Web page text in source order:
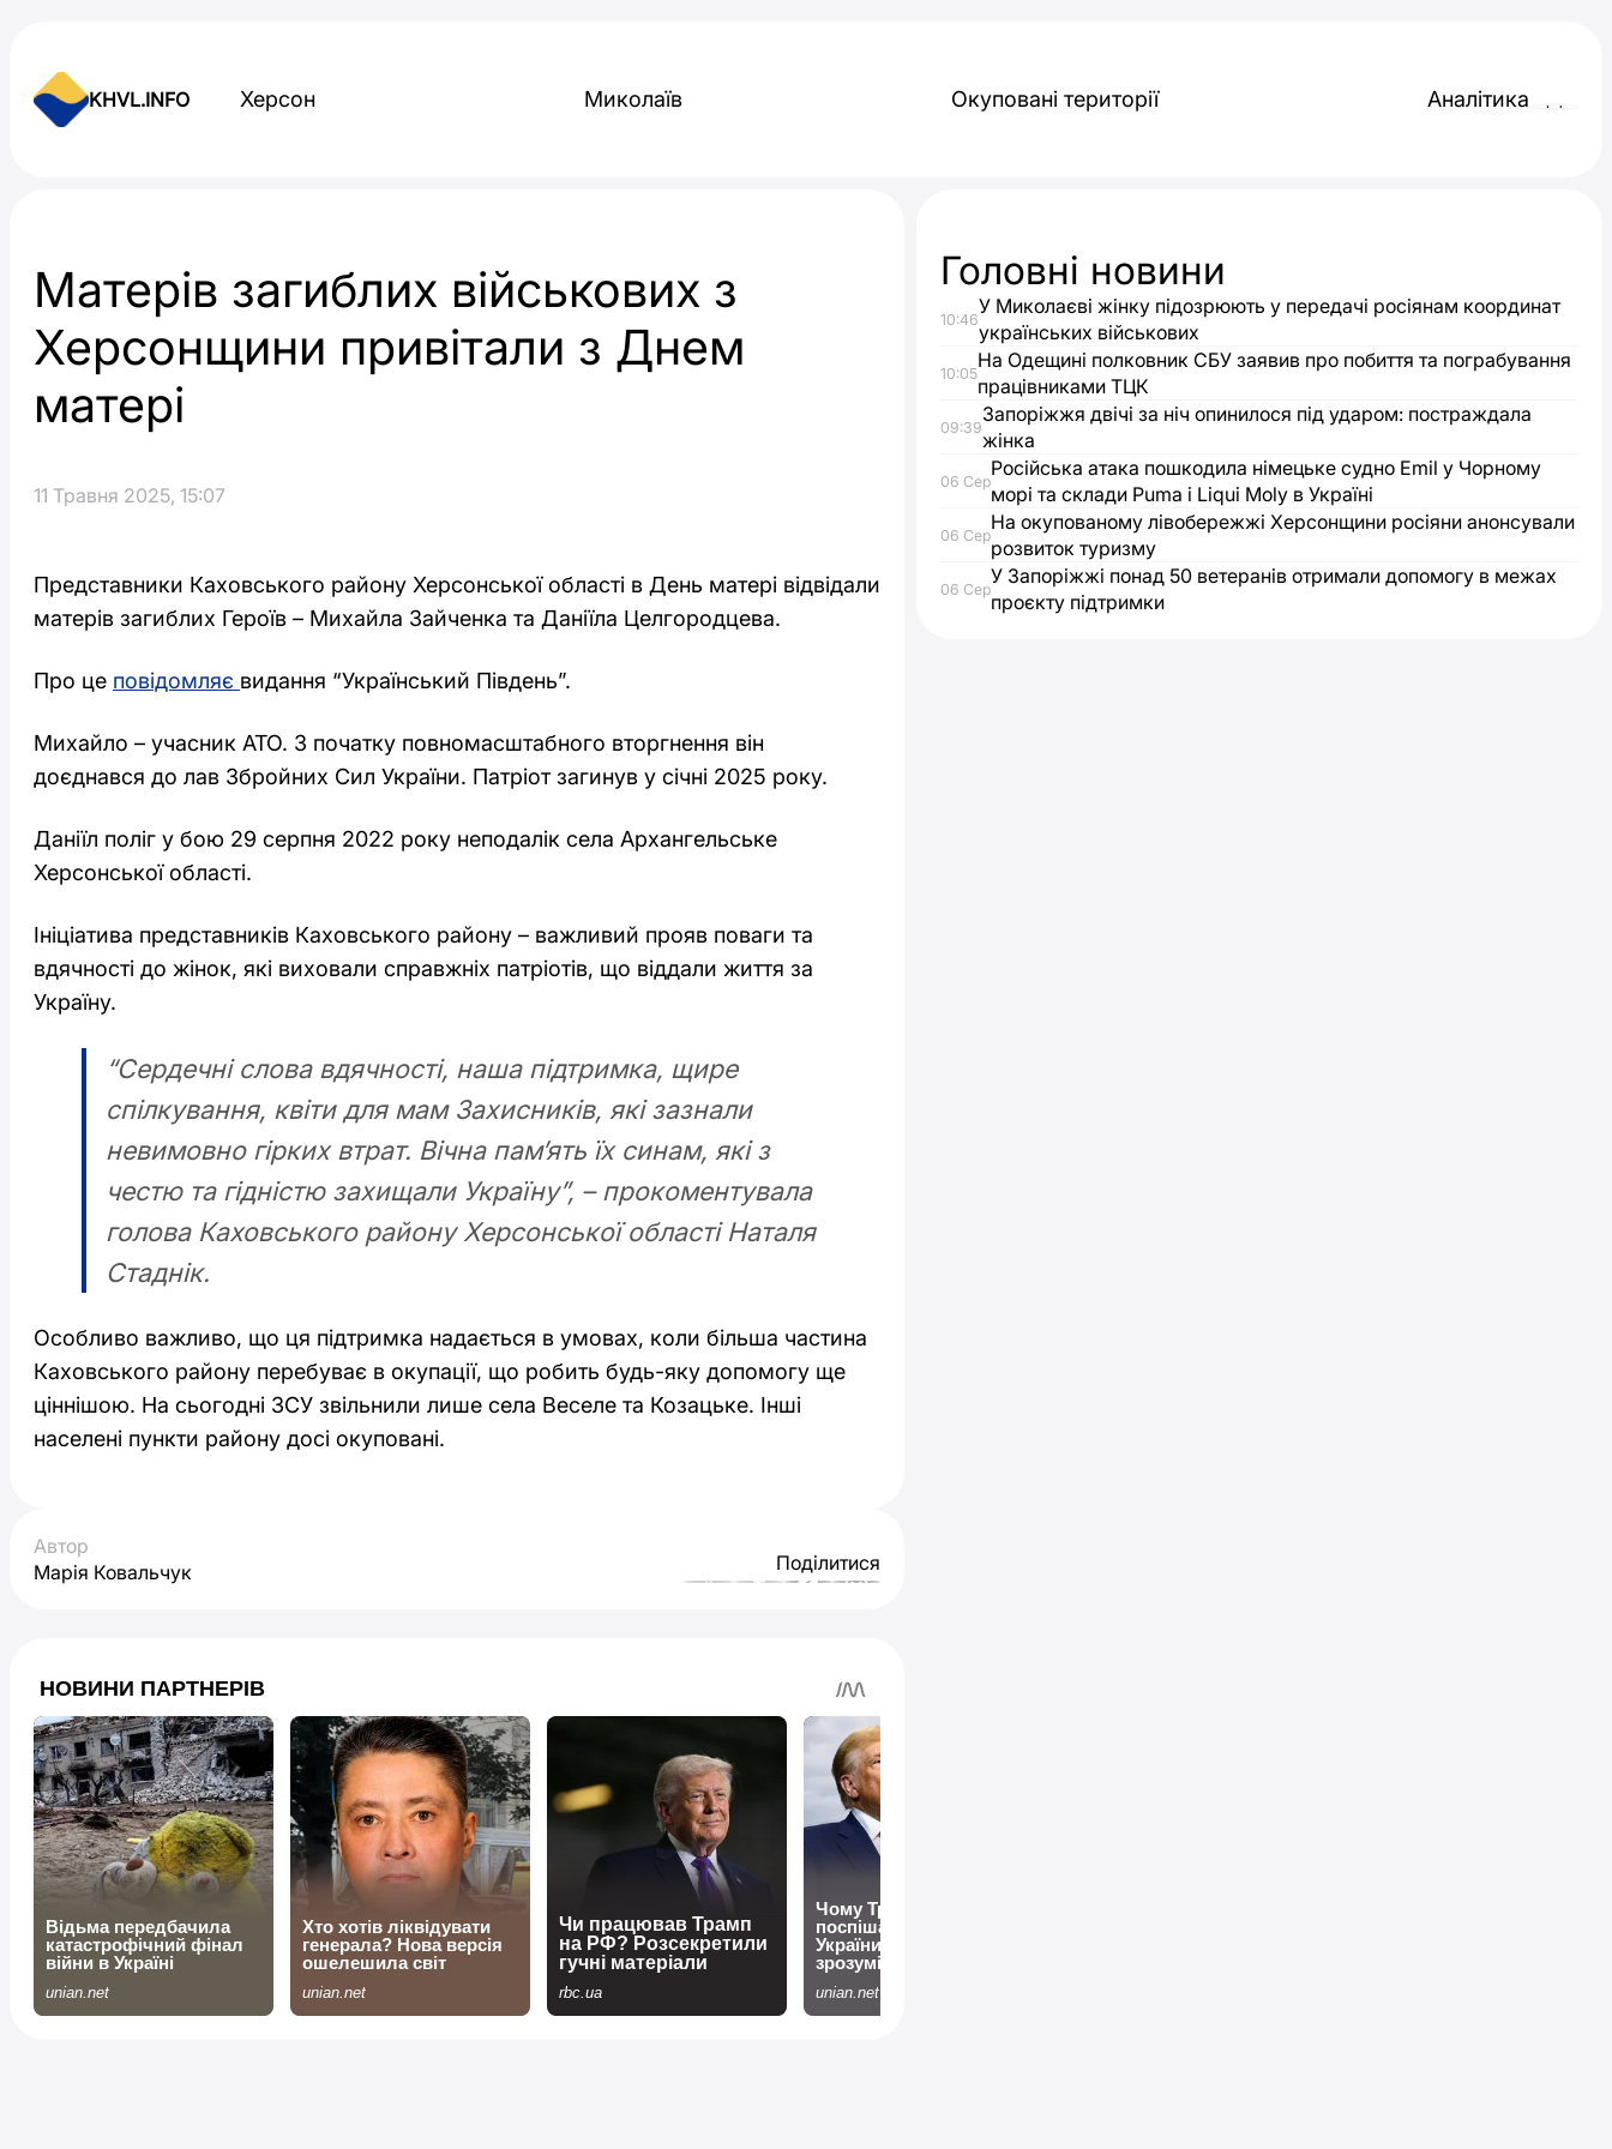
KHVL.INFO Херсон Миколаїв Окуповані території Аналітика
Матерів загиблих військових з
Херсонщини привітали з Днем
матері
11 Травня 2025, 15:07
Представники Каховського району Херсонської області в День матері відвідали
матерів загиблих Героїв – Михайла Зайченка та Даніїла Целгородцева.
Про це повідомляє видання “Український Південь”.
Михайло – учасник АТО. З початку повномасштабного вторгнення він
доєднався до лав Збройних Сил України. Патріот загинув у січні 2025 року.
Даніїл поліг у бою 29 серпня 2022 року неподалік села Архангельське
Херсонської області.
Ініціатива представників Каховського району – важливий прояв поваги та
вдячності до жінок, які виховали справжніх патріотів, що віддали життя за
Україну.
“Сердечні слова вдячності, наша підтримка, щире
спілкування, квіти для мам Захисників, які зазнали
невимовно гірких втрат. Вічна памʼять їх синам, які з
честю та гідністю захищали Україну”, – прокоментувала
голова Каховського району Херсонської області Наталя
Стаднік.
Особливо важливо, що ця підтримка надається в умовах, коли більша частина
Каховського району перебуває в окупації, що робить будь-яку допомогу ще
ціннішою. На сьогодні ЗСУ звільнили лише села Веселе та Козацьке. Інші
населені пункти району досі окуповані.
Автор
Марія Ковальчук
Поділитися
Головні новини
10:46
У Миколаєві жінку підозрюють у передачі росіянам координат
українських військових
10:05
На Одещині полковник СБУ заявив про побиття та пограбування
працівниками ТЦК
09:39
Запоріжжя двічі за ніч опинилося під ударом: постраждала
жінка
06 Сер
Російська атака пошкодила німецьке судно Emil у Чорному
морі та склади Puma і Liqui Moly в Україні
06 Сер
На окупованому лівобережжі Херсонщини росіяни анонсували
розвиток туризму
06 Сер
У Запоріжжі понад 50 ветеранів отримали допомогу в межах
проєкту підтримки